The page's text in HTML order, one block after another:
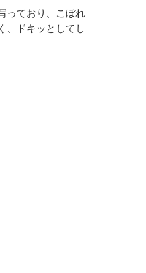
っており、こぼれ
、ドキッとしてし